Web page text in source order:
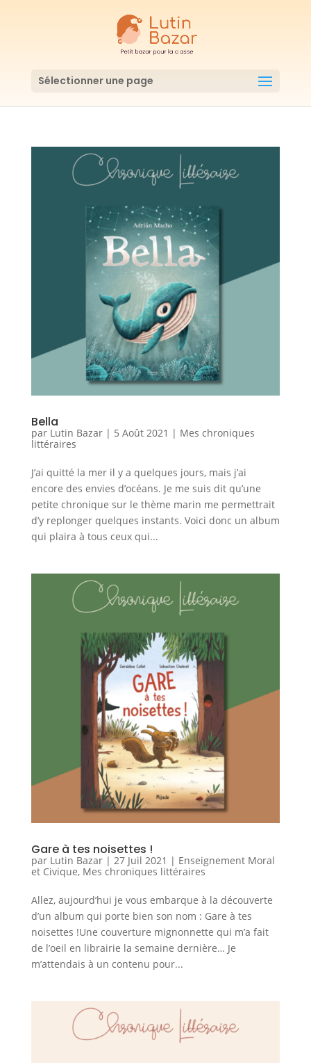
Sélectionner une page
Bella
par Lutin Bazar| 5 Août 2021 | Mes chroniques
littéraires
J’ai quitté la mer il y a quelques jours, mais j’ai
encore des envies d’océans. Je me suis dit qu’une
petite chronique sur le thème marin me permettrait
d’y replonger quelques instants. Voici donc un album
qui plaira à tous ceux qui...
Gare à tes noisettes !
par Lutin Bazar| 27 Juil 2021 | Enseignement Moral
et Civique, Mes chroniques littéraires
Allez, aujourd’hui je vous embarque à la découverte
d’un album qui porte bien son nom : Gare à tes
noisettes !Une couverture mignonnette qui m’a fait
de l’oeil en librairie la semaine dernière… Je
m’attendais à un contenu pour...